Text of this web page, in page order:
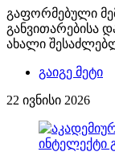
გაფორმებული
განვითარებისა
ახალი
გაიგე მეტი
22 ივნისი 2026